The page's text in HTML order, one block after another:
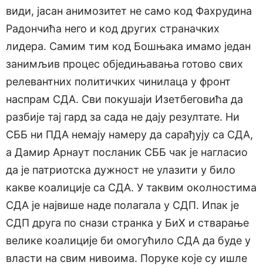
види, јасан анимозитет не само код Фахрудина
Радончића него и код других страначких
лидера. Самим тим код Бошњака имамо један
занимљив процес обједињавања готово свих
релевантних политичких чинилаца у фронт
наспрам СДА. Сви покушаји Изетбеговића да
разбије тај гард за сада не дају резултате. Ни
СББ ни ПДА немају намеру да сарађују са СДА,
а Дамир Арнаут посланик СББ чак је нагласио
да је патриотска дужност не улазити у било
какве коалиције са СДА. У таквим околностима
СДА је највише наде полагала у СДП. Ипак је
СДП друга по снази странка у БиХ и стварање
велике коалиције би омогућило СДА да буде у
власти на свим нивоима. Поруке које су ишле